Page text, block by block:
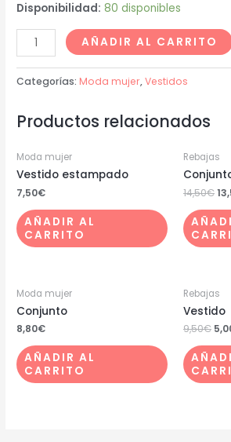
Disponibilidad: 80 disponibles
AÑADIR AL CARRITO
Categorías: Moda mujer,Vestidos
Productos relacionados
Moda mujer
Vestido estampado
7,50€
AÑADIR AL
CARRITO
Rebajas
14,50€
Moda mujer
Conjunto
8,80€
AÑADIR AL
CARRITO
Rebajas
Vestido
9,50€